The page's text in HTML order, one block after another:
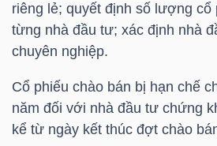
riêng lẻ; quyết định số lượng cổ
từng nhà đầu tư; xác định nhà
chuyên nghiệp.
Cổ phiếu chào bán bị hạn chế
năm đối với nhà đầu tư chứng
kể từ ngày kết thúc đợt chào
DƯƠNG
TÀI
CHÍNH